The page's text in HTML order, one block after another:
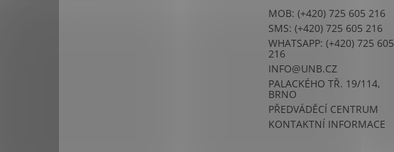
MOB: (+420) 725 605 216
SMS: (+420) 725 605 216
WHATSAPP: (+420) 725 605
216
INFO@UNB.CZ
PALACKÉHO TŘ. 19/114,
BRNO
PŘEDVÁDĚCÍ CENTRUM
KONTAKTNÍ INFORMACE